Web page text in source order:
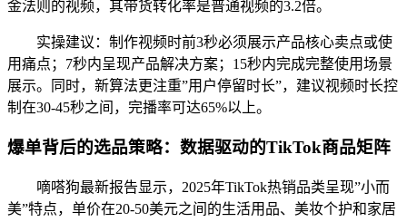
金法则的视频，其带货转化率是普通视频的3.2倍。
实操建议：制作视频时前3秒必须展示产品核心卖点或使
用痛点；7秒内呈现产品解决方案；15秒内完成完整使用场景
展示。同时，新算法更注重”用户停留时长”，建议视频时长控
制在30-45秒之间，完播率可达65%以上。
爆单背后的选品策略：数据驱动的TikTok商品矩阵
嘀嗒狗最新报告显示，2025年TikTok热销品类呈现”小而
美”特点，单价在20-50美元之间的生活用品、美妆个护和家居